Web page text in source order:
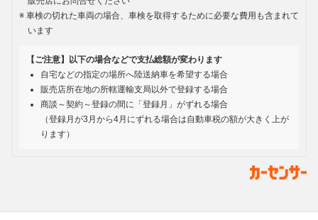
車検の切れた車両の場合、車検を取得するために必要な費用も含まれて
います
【ご注意】以下の場合などで支払総額が変わります
自宅などの指定の場所へ陸送納車を希望する場合
販売店所在地の所轄運輸支局以外で登録する場合
商談～契約～登録の間に「登録月」がずれる場合
（登録月が3月から4月にずれる場合は自動車税の額が大きく上が
ります）